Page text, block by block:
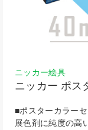
ニッカー絵具
ニッカー ポス
■ポスターカラーセ
展色剤に純度の高